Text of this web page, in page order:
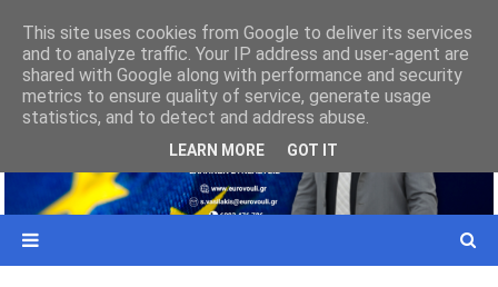
σε
ΕΥΡΩΠΑΙΚΗ ΕΝΩΣΗ
Γιατί ο Ελληνας Πολίτης πρέπει να επιλέξει την Ελλήνων Συνέλευσις
This site uses cookies from Google to deliver its services
and to analyze traffic. Your IP address and user-agent are
shared with Google along with performance and security
metrics to ensure quality of service, generate usage
statistics, and to detect and address abuse.
LEARN MORE GOT IT